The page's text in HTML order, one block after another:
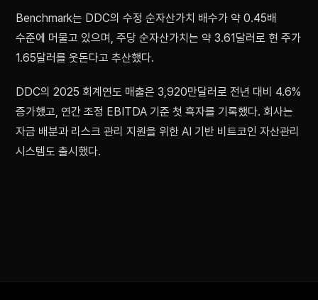
Benchmark는 DDC의 수정 순자산가치 배수가 약 0.45배
수준에 머물고 있으며, 주당 순자산가치는 약 3.61달러로 현 주가
1.65달러를 웃돈다고 추산했다.
DDC의 2025 회계연도 매출은 3,920만달러로 전년 대비 4.6%
증가했고, 연간 조정 EBITDA 기준 첫 흑자를 기록했다. 회사는
자금 배분과 리스크 관리 지원을 위한 AI 기반 비트코인 자산관리
시스템도 출시했다.